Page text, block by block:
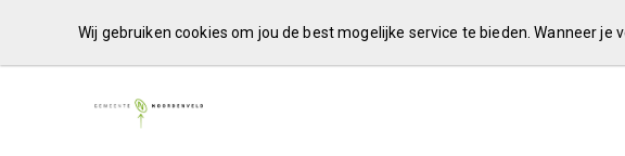
Wij gebruiken cookies om jou de best mogelijke service te bieden. Wanneer je